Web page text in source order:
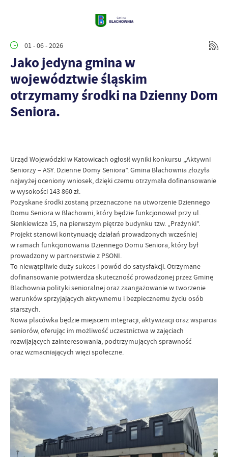
01 - 06 - 2026
Jako jedyna gmina w
województwie śląskim
otrzymamy środki na Dzienny Dom
Seniora.
Urząd Wojewódzki w Katowicach ogłosił wyniki konkursu „Aktywni
Seniorzy – ASY. Dzienne Domy Seniora”. Gmina Blachownia złożyła
najwyżej oceniony wniosek, dzięki czemu otrzymała dofinansowanie
w wysokości 143 860 zł.
Pozyskane środki zostaną przeznaczone na utworzenie Dziennego
Domu Seniora w Blachowni, który będzie funkcjonował przy ul.
Sienkiewicza 15, na pierwszym piętrze budynku tzw. „Prażynki”.
Projekt stanowi kontynuację działań prowadzonych wcześniej
w ramach funkcjonowania Dziennego Domu Seniora, który był
prowadzony w partnerstwie z PSONI.
To niewątpliwie duży sukces i powód do satysfakcji. Otrzymane
dofinansowanie potwierdza skuteczność prowadzonej przez Gminę
Blachownia polityki senioralnej oraz zaangażowanie w tworzenie
warunków sprzyjających aktywnemu i bezpiecznemu życiu osób
starszych.
Nowa placówka będzie miejscem integracji, aktywizacji oraz wsparcia
seniorów, oferując im możliwość uczestnictwa w zajęciach
rozwijających zainteresowania, podtrzymujących sprawność
oraz wzmacniających więzi społeczne.